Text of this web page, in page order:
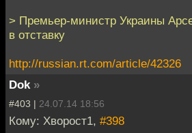
> Премьер-министр Украины
в отставку
http://russian.rt.com/article/42326
Dok »
#403 | 24.07.14 18:56
Кому: Хворост1, #398